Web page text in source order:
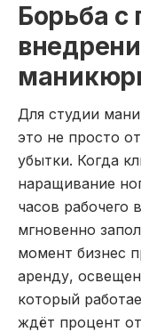
Борьба с
Для студии
это не просто
убытки. Когда
наращивание
часов рабочего
мгновенно
момент бизнес
аренду,
который
ждёт процент